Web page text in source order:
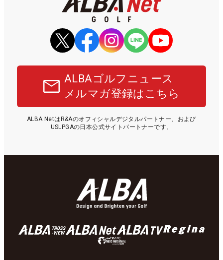
ALBAゴルフニュース
メルマガ登録はこちら
ALBA NetはR&Aのオフィシャルデジタルパートナー、および
USLPGAの日本公式サイトパートナーです。